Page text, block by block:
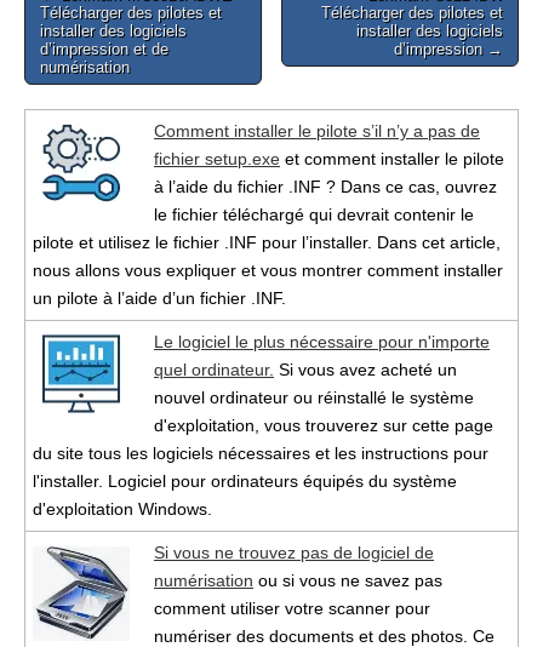
navigation
Télécharger des pilotes et
installer des logiciels
d’impression et de
numérisation
Télécharger des pilotes et
installer des logiciels
d’impression →
Comment installer le pilote s’il n’y a pas de
fichier setup.exe et comment installer le pilote
à l’aide du fichier .INF ? Dans ce cas, ouvrez
le fichier téléchargé qui devrait contenir le
pilote et utilisez le fichier .INF pour l’installer. Dans cet article,
nous allons vous expliquer et vous montrer comment installer
un pilote à l’aide d’un fichier .INF.
Le logiciel le plus nécessaire pour n'importe
quel ordinateur. Si vous avez acheté un
nouvel ordinateur ou réinstallé le système
d'exploitation, vous trouverez sur cette page
du site tous les logiciels nécessaires et les instructions pour
l'installer. Logiciel pour ordinateurs équipés du système
d'exploitation Windows.
Si vous ne trouvez pas de logiciel de
numérisation ou si vous ne savez pas
comment utiliser votre scanner pour
numériser des documents et des photos. Ce